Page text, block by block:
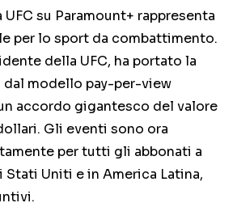
su Paramount+ rappresenta
per lo sport da combattimento.
della UFC, ha portato la
modello pay-per-view
accordo gigantesco del valore
Gli eventi sono ora
per tutti gli abbonati a
Stati Uniti e in America Latina,